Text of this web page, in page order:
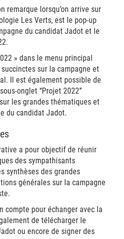
remarque lorsqu’on arrive sur
Les Verts, est le pop-up
du candidat Jadot et le
» dans le menu principal
sur la campagne et
Il est également possible de
onglet “Projet 2022”
les grandes thématiques et
du candidat Jadot.
a pour objectif de réunir
des sympathisants
synthèses des grandes
générales sur la campagne
compte pour échanger avec la
de télécharger le
ou encore de signer des